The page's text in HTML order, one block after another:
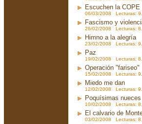
Escuchen la COPE
06/03/2008 Lecturas:
Fascismo y
26/02/2008 Lecturas:
Himno a la alegría
23/02/2008 Lecturas:
Paz
19/02/2008 Lecturas:
Operación "fariseo"
15/02/2008 Lecturas:
Miedo me dan
12/02/2008 Lecturas:
Poquísimas nueces
10/02/2008 Lecturas:
El calvario de
03/02/2008 Lecturas: